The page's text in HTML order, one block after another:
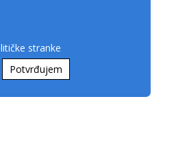
stranke
Potvrđujem